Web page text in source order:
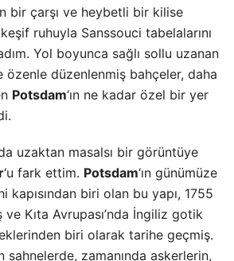
bir çarşı ve heybetli bir kilise
ruhuyla Sanssouci tabelalarını
Yol boyunca sağlı sollu uzanan
özenle düzenlenmiş bahçeler, daha
Potsdam‘ın ne kadar özel bir yer
uzaktan masalsı bir görüntüye
‘u fark ettim. Potsdam‘ın günümüze
kapısından biri olan bu yapı, 1755
ve Kıta Avrupası’nda İngiliz gotik
biri olarak tarihe geçmiş.
sahnelerde, zamanında askerlerin,